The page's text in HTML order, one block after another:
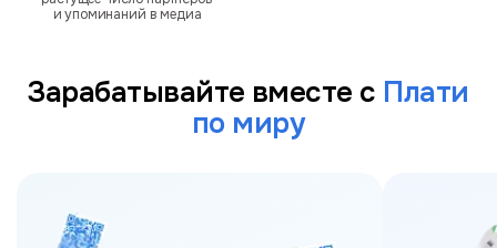
и упоминаний в медиа
Зарабатывайте вместе с Плати
по миру